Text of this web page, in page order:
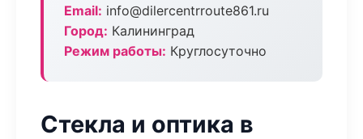
Email: info@dilercentrroute861.ru
Город: Калининград
Режим работы: Круглосуточно
Стекла и оптика в